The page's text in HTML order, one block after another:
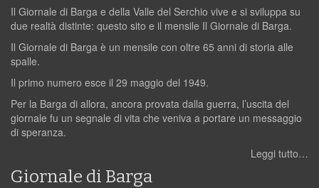
Il Giornale di Barga e della Valle del Serchio vive e si sviluppa su
due realtà distinte: questo sito e il mensile Il Giornale di Barga.
Il Giornale di Barga è un mensile con oltre 65 anni di storia alle
spalle.
Il primo numero esce il 29 maggio del 1949.
Per la Barga di allora, ancora provata dalla guerra, l’uscita del
giornale fu un segnale di vita che veniva a portare un messaggio
di speranza.
Leggi tutto…
Giornale di Barga